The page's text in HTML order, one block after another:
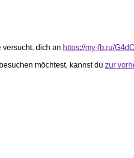
versucht, dich an https://my-fb.ru/
möchtest, kannst du zur